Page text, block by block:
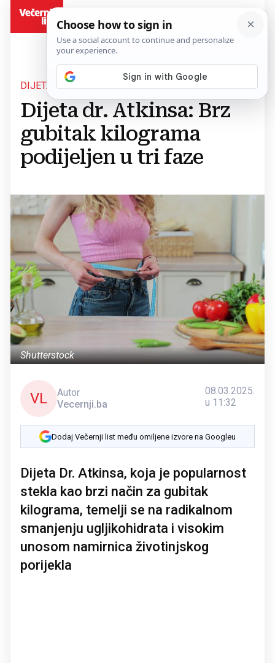
DIJETA DANA
Dijeta dr. Atkinsa: Brz
gubitak kilograma
podijeljen u tri faze
Shutterstock
VL
Autor
Vecernji.ba
08.03.2025.
u 11:32
Dodaj Večernji list među omiljene izvore na Googleu
Dijeta Dr. Atkinsa, koja je popularnost
stekla kao brzi način za gubitak
kilograma, temelji se na radikalnom
smanjenju ugljikohidrata i visokim
unosom namirnica životinjskog
porijekla